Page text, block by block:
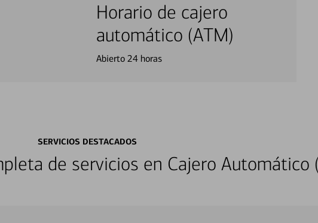
Horario de cajero
automático (ATM)
Abierto 24 horas
SERVICIOS DESTACADOS
de servicios en Cajero Automático